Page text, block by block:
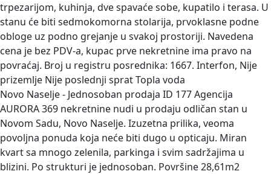
trpezarijom, kuhinja, dve spavaće sobe, kupatilo i terasa. U
stanu će biti sedmokomorna stolarija, prvoklasne podne
obloge uz podno grejanje u svakoj prostoriji. Navedena
cena je bez PDV-a, kupac prve nekretnine ima pravo na
povraćaj. Broj u registru posrednika: 1667. Interfon, Nije
prizemlje Nije poslednji sprat Topla voda
Novo Naselje - Jednosoban prodaja ID 177 Agencija
AURORA 369 nekretnine nudi u prodaju odličan stan u
Novom Sadu, Novo Naselje. Izuzetna prilika, veoma
povoljna ponuda koja neće biti dugo u opticaju. Miran
kvart sa mnogo zelenila, parkinga i svim sadržajima u
blizini. Po strukturi je jednosoban. Površine 28,61m2